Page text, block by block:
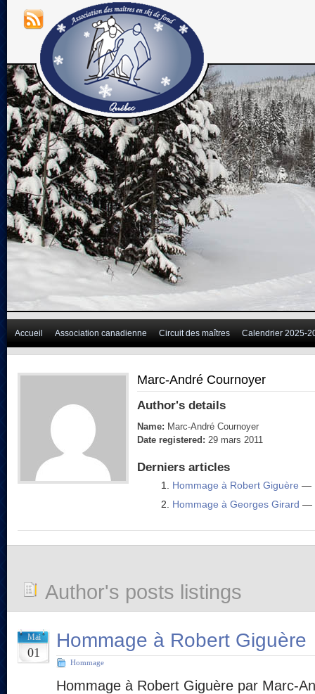
Accueil Association canadienne Circuit des maîtres Calendrier 2025-
Marc-André Cournoyer
Author's details
Name: Marc-André Cournoyer
Date registered: 29 mars 2011
Derniers articles
Hommage à Robert Giguère —
Hommage à Georges Girard —
Author's posts listings
Mai
01
Hommage à Robert Giguère
Hommage
Hommage à Robert Giguère par Marc-